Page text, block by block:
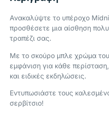
Ανακαλύψτε το υπέροχο
προσθέσετε μια αίσθηση
τραπέζι σας.
Με το σκούρο μπλε χρώμα
εμφάνιση για κάθε
και ειδικές εκδηλώσεις.
Εντυπωσιάστε τους
σερβίτσιο!